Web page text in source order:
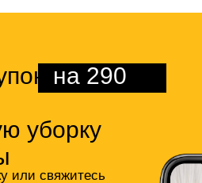
или свяжитесь
на 290
уборку